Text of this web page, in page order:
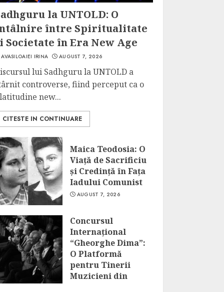
la UNTOLD: O
între Spiritualitate
Societate în Era New Age
AVASILOAIEI IRINA AUGUST 7, 2026
lui Sadhguru la UNTOLD a
controverse, fiind perceput ca o
new...
CITESTE IN CONTINUARE
Maica Teodosia: O
Viață de Sacrificiu
și Credință în Fața
Iadului Comunist
AUGUST 7, 2026
Concursul
Internațional
“Gheorghe Dima”:
O Platformă
pentru Tinerii
Muzicieni din